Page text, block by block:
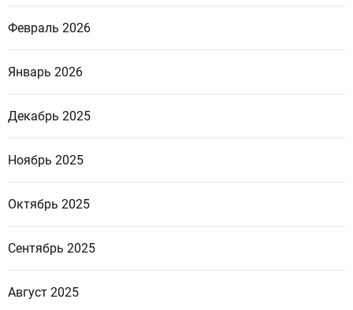
Февраль 2026
Январь 2026
Декабрь 2025
Ноябрь 2025
Октябрь 2025
Сентябрь 2025
Август 2025